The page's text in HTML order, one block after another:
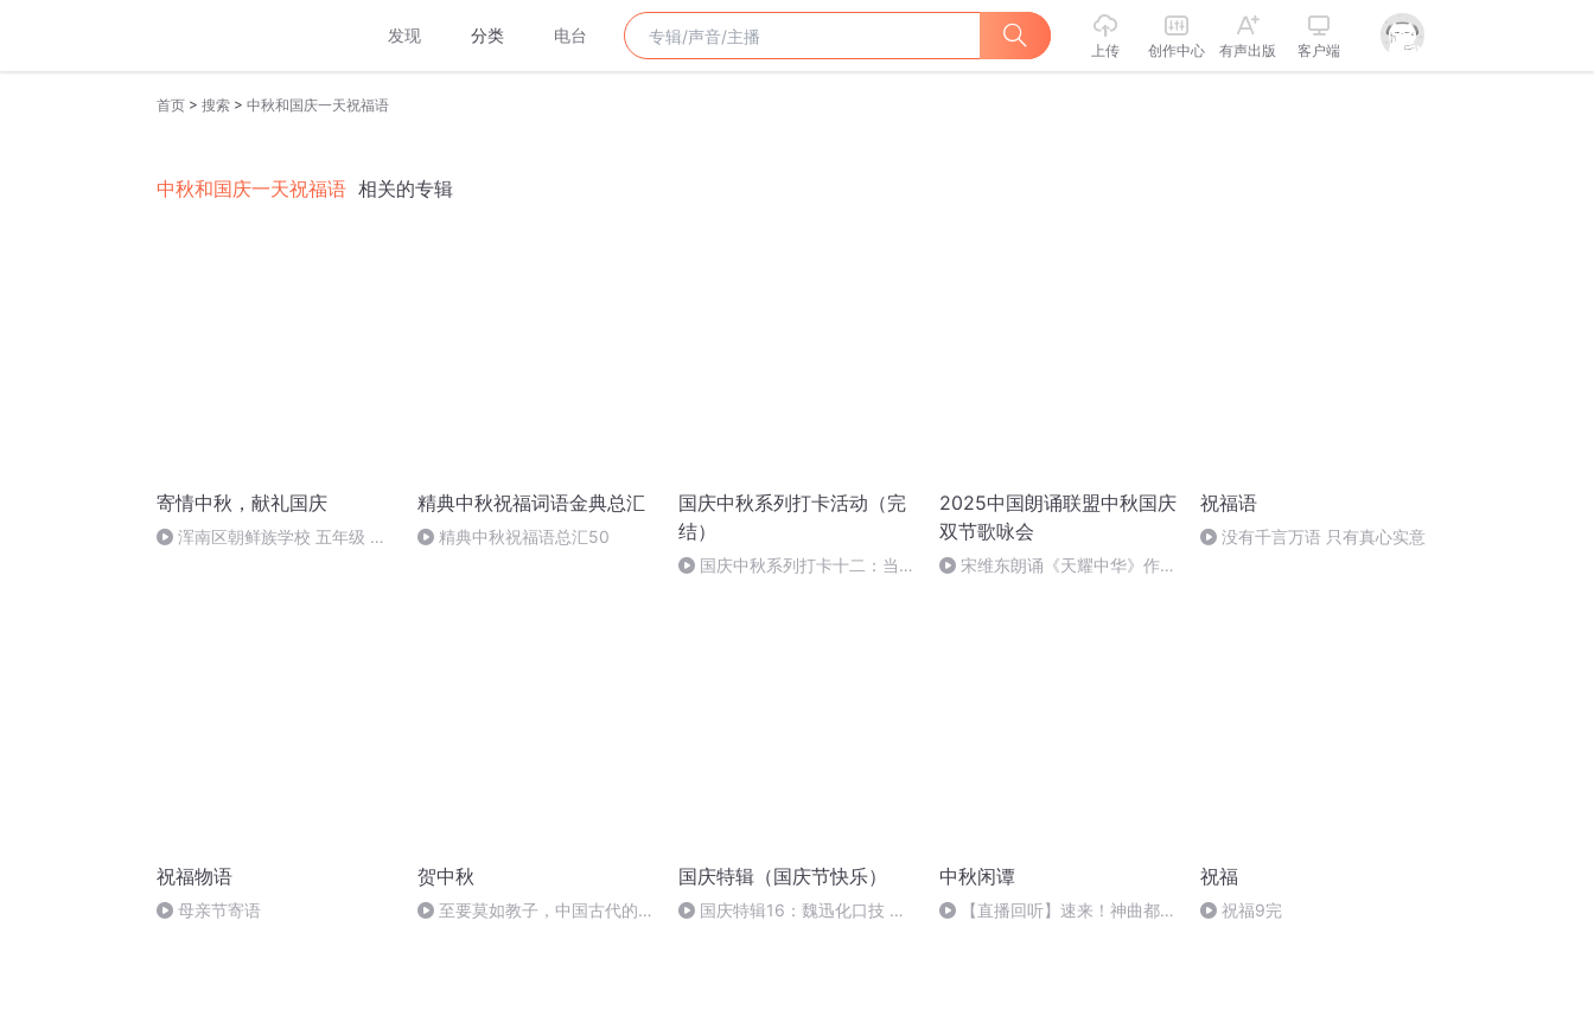
发现 分类 电台
上传 创作中心 有声出版 客户端
首页 > 搜索 > 中秋和国庆一天祝福语
中秋和国庆一天祝福语 相关的专辑
寄情中秋，献礼国庆
浑南区朝鲜族学校 五年级 孙
精典中秋祝福词语金典总汇
精典中秋祝福语总汇50
国庆中秋系列打卡活动（完
结）
国庆中秋系列打卡十二：当阳
2025中国朗诵联盟中秋国庆
双节歌咏会
宋维东朗诵《天耀中华》作
祝福语
没有千言万语 只有真心实意
祝福物语
母亲节寄语
贺中秋
至要莫如教子，中国古代的家
国庆特辑（国庆节快乐）
国庆特辑16：魏迅化口技 二
中秋闲谭
【直播回听】速来！神曲都会
祝福
祝福9完